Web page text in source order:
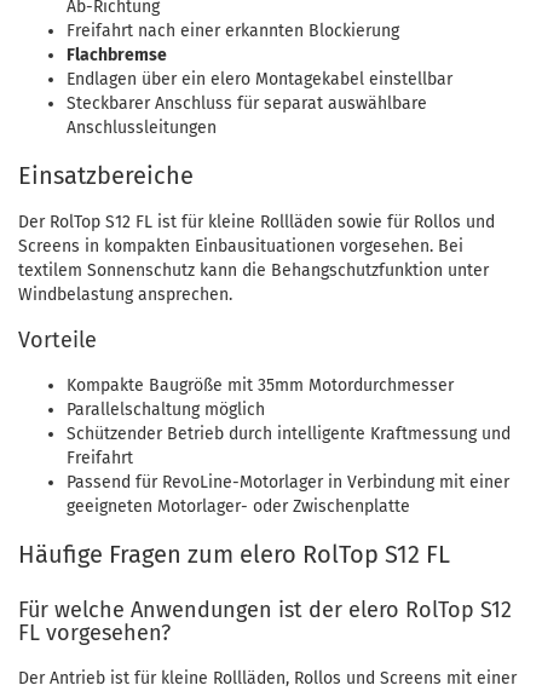
Ab-Richtung
Freifahrt nach einer erkannten Blockierung
Flachbremse
Endlagen über ein elero Montagekabel einstellbar
Steckbarer Anschluss für separat auswählbare
Anschlussleitungen
Einsatzbereiche
Der RolTop S12 FL ist für kleine Rollläden sowie für Rollos und
Screens in kompakten Einbausituationen vorgesehen. Bei
textilem Sonnenschutz kann die Behangschutzfunktion unter
Windbelastung ansprechen.
Vorteile
Kompakte Baugröße mit 35mm Motordurchmesser
Parallelschaltung möglich
Schützender Betrieb durch intelligente Kraftmessung und
Freifahrt
Passend für RevoLine-Motorlager in Verbindung mit einer
geeigneten Motorlager- oder Zwischenplatte
Häufige Fragen zum elero RolTop S12 FL
Für welche Anwendungen ist der elero RolTop S12
FL vorgesehen?
Der Antrieb ist für kleine Rollläden, Rollos und Screens mit einer